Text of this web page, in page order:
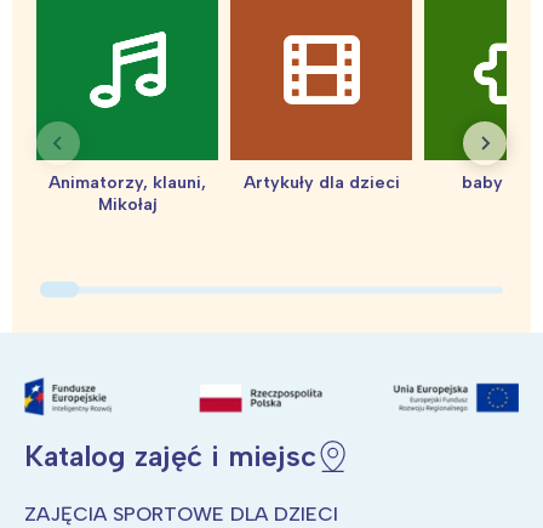
Animatorzy, klauni,
Mikołaj
Artykuły dla dzieci baby
Katalog zajęć i miejsc
ZAJĘCIA SPORTOWE DLA DZIECI
Interesują mnie wydarzenia z
Trójmiasto
Wrocław
Południe
Wszystkie